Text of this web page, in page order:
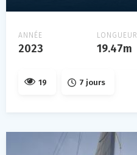
ANNÉE
2023
LONGUEUR
19.47m
19 7 jours